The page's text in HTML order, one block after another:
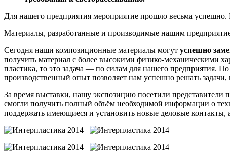
Для нашего предприятия мероприятие прошло весьма успешно.
Материалы, разработанные и производимые нашим
Сегодня наши композиционные материалы могут успешно
получить материал с более высокими физико-механическими
пластика, то это задача — по силам для нашего предприятия.
производственный опыт позволяет нам успешно решать задачи,
За время выставки, нашу экспозицию посетили представители
смогли получить полный объём необходимой информации о
поддержать имеющиеся и установить новые деловые